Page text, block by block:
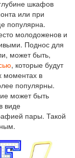
шкафов
или при
популярна.
молодоженов и
Поднос для
может быть,
, которые будут
моментах в
популярны.
может быть
виде
пары. Такой